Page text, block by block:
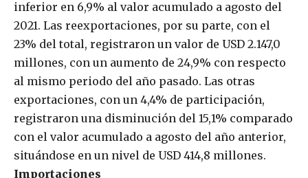
inferior en 6,9% al valor acumulado a agosto del
2021. Las reexportaciones, por su parte, con el
23% del total, registraron un valor de USD 2.147,0
millones, con un aumento de 24,9% con respecto
al mismo periodo del año pasado. Las otras
exportaciones, con un 4,4% de participación,
registraron una disminución del 15,1% comparado
con el valor acumulado a agosto del año anterior,
situándose en un nivel de USD 414,8 millones.
Importaciones